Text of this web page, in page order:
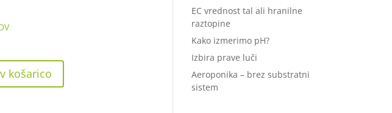
košarico
EC vrednost tal ali hranilne
raztopine
Kako izmerimo pH?
Izbira prave luči
Aeroponika – brez substratni
sistem